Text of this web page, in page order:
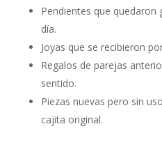
Pendientes que quedaron
día.
Joyas que se recibieron
Regalos de parejas
sentido.
Piezas nuevas pero sin
cajita original.